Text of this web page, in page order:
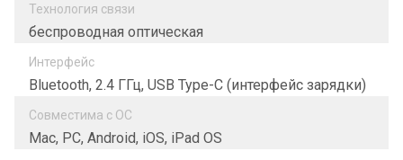
Технология связи
беспроводная оптическая
Интерфейс
Bluetooth, 2.4 ГГц, USB Type-C (интерфейс зарядки)
Совместима с ОС
Mac, PC, Android, iOS, iPad OS